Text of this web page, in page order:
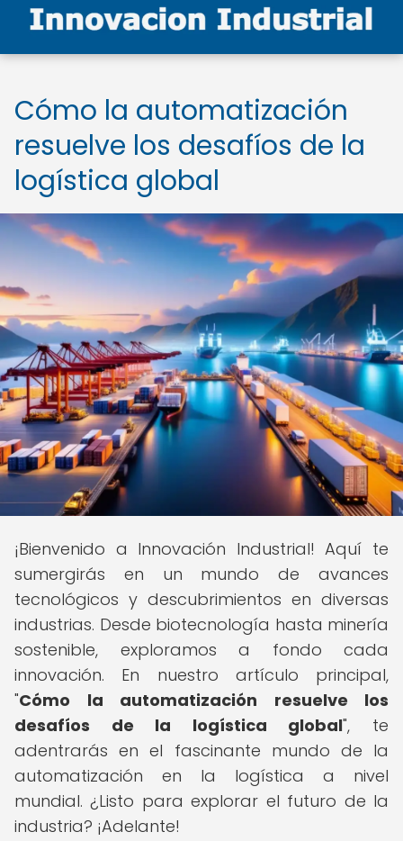
Cómo la automatización
resuelve los desafíos de la
logística global
¡Bienvenido a Innovación Industrial! Aquí te
sumergirás en un mundo de avances
tecnológicos y descubrimientos en diversas
industrias. Desde biotecnología hasta minería
sostenible, exploramos a fondo cada
innovación. En nuestro artículo principal,
"Cómo la automatización resuelve los
desafíos de la logística global", te
adentrarás en el fascinante mundo de la
automatización en la logística a nivel
mundial. ¿Listo para explorar el futuro de la
industria? ¡Adelante!